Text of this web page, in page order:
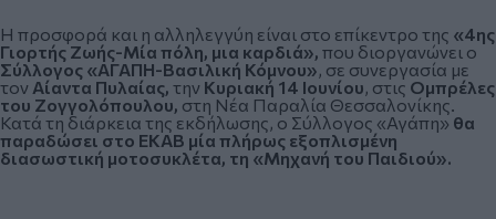
H προσφορά και η αλληλεγγύη είναι στο επίκεντρο της «4ης
Γιορτής Ζωής-Μία πόλη, μια καρδιά», που διοργανώνει ο
Σύλλογος «ΑΓΑΠΗ-Βασιλική Κόμνου», σε συνεργασία με
τον Αίαντα Πυλαίας, την Κυριακή 14 Ιουνίου, στις Ομπρέλες
του Ζογγολόπουλου, στη Νέα Παραλία Θεσσαλονίκης.
Κατά τη διάρκεια της εκδήλωσης, ο Σύλλογος «Αγάπη» θα
παραδώσει στο ΕΚΑΒ μία πλήρως εξοπλισμένη
διασωστική μοτοσυκλέτα, τη «Μηχανή του Παιδιού».